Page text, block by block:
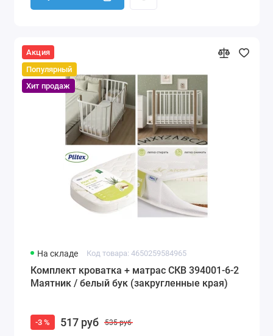
Акция
Популярный
Хит продаж
На складе Код товара: 4650259584965
Комплект кроватка + матрас СКВ 394001-6-2
Маятник / белый бук (закругленные края)
-3 % 517 руб 535 руб